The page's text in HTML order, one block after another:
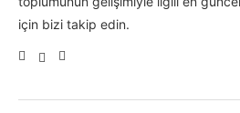
için bizi takip edin.